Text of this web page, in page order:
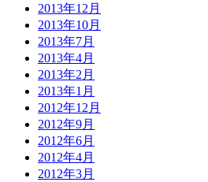
2013年12月
2013年10月
2013年7月
2013年4月
2013年2月
2013年1月
2012年12月
2012年9月
2012年6月
2012年4月
2012年3月